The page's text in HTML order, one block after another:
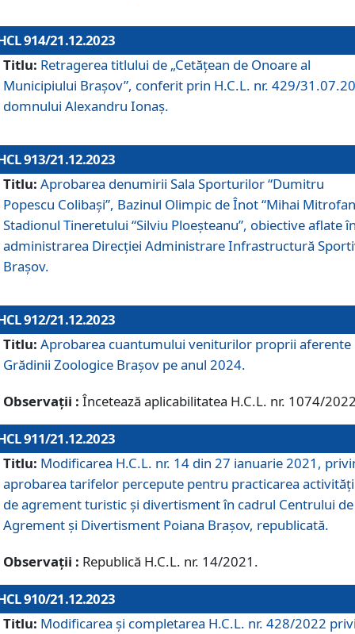
914/21.12.2023
Titlu: Retragerea titlului de „Cetățean de Onoare al
Municipiului Brașov”, conferit prin H.C.L. nr. 429/
domnului Alexandru Ionaș.
913/21.12.2023
Titlu: Aprobarea denumirii Sala Sporturilor “Dumitru
Popescu Colibași”, Bazinul Olimpic de Înot “Mihai
Stadionul Tineretului “Silviu Ploeșteanu”, obiective aflate
administrarea Direcției Administrare Infrastructură
Brașov.
912/21.12.2023
Titlu: Aprobarea cuantumului veniturilor proprii aferente
Grădinii Zoologice Braşov pe anul 2024.
Observații : Încetează aplicabilitatea H.C.L. nr. 1074/
911/21.12.2023
Titlu: Modificarea H.C.L. nr. 14 din 27 ianuarie 2021,
aprobarea tarifelor percepute pentru practicarea
de agrement turistic și divertisment în cadrul Centrului de
Agrement și Divertisment Poiana Brașov, republicată.
Observații : Republică H.C.L. nr. 14/2021.
910/21.12.2023
Titlu: Modificarea și completarea H.C.L. nr. 428/2022